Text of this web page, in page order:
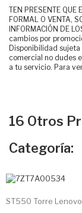
TEN PRESENTE QUE
FORMAL O VENTA,
INFORMACIÓN DE
cambios por
Disponibilidad
comercial no dudes
a tu servicio. Para
16 Otros
Categoría:
ST550 Torre Lenovo...